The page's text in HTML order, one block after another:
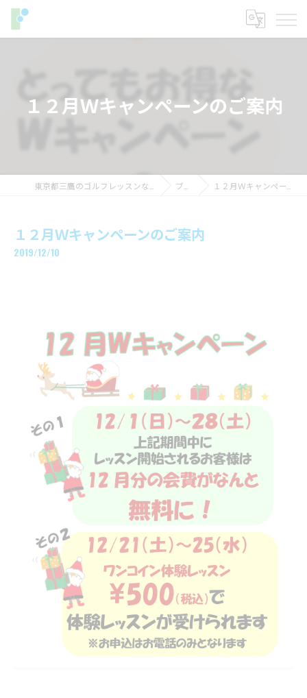
１２月Ｗキャンペーンのご案内
ブログ １２月Ｗキャンペーンのご案内
１２月Ｗキャンペーンのご案内
2019/12/10